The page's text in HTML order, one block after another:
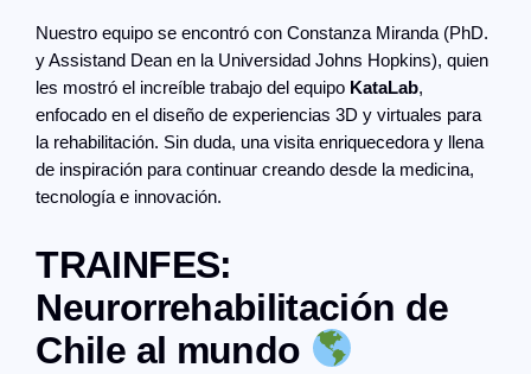
Nuestro equipo se encontró con Constanza Miranda (PhD.
y Assistand Dean en la Universidad Johns Hopkins), quien
les mostró el increíble trabajo del equipo KataLab,
enfocado en el diseño de experiencias 3D y virtuales para
la rehabilitación. Sin duda, una visita enriquecedora y llena
de inspiración para continuar creando desde la medicina,
tecnología e innovación.
TRAINFES:
Neurorrehabilitación de
Chile al mundo